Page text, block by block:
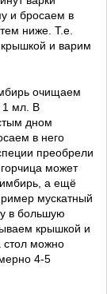
и бросаем в
ниже. Т.е.
и варим
очищаем
1 мл. В
дном
в него
преобрели
может
имбирь, а ещё
мускатный
в большую
крышкой и
стол можно
4-5